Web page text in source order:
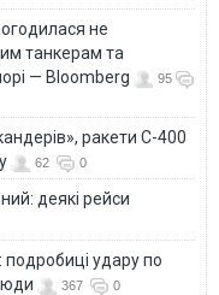
не
танкерам та
— Bloomberg
95
ракети С-400
62 0
деякі рейси
удару по
367 0